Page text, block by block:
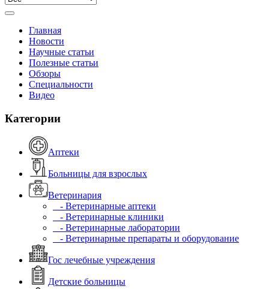
Главная
Новости
Научные статьи
Полезные статьи
Обзоры
Специальности
Видео
Категории
Аптеки
Больницы для взрослых
Ветеринария
- Ветеринарные аптеки
- Ветеринарные клиники
- Ветеринарные лаборатории
- Ветеринарные препараты и оборудование
Гос лечебные учреждения
Детские больницы